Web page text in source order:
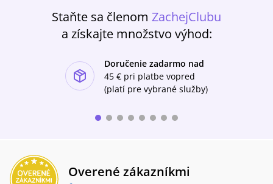
Staňte sa členom ZachejClubu
a získajte množstvo výhod:
Doručenie zadarmo nad
45 € pri platbe vopred
(platí pre vybrané služby)
Overené zákazníkmi